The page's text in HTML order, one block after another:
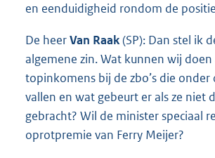
en eenduidigheid rondom de
De heerVan Raak(SP): Dan stel ik
algemene zin. Wat kunnen wij doen
topinkomens bij de zbo’s die onder
vallen en wat gebeurt er als ze niet
gebracht? Wil de minister speciaal
oprotpremie van Ferry Meijer?